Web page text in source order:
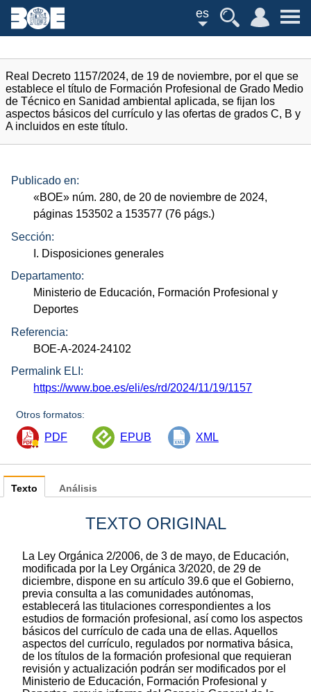
es
Real Decreto 1157/2024, de 19 de noviembre, por el que se
establece el título de Formación Profesional de Grado Medio
de Técnico en Sanidad ambiental aplicada, se fijan los
aspectos básicos del currículo y las ofertas de grados C, B y
A incluidos en este título.
Publicado en:
«BOE» núm. 280, de 20 de noviembre de 2024,
páginas 153502 a 153577 (76 págs.)
Sección:
I. Disposiciones generales
Departamento:
Ministerio de Educación, Formación Profesional y
Deportes
Referencia:
BOE-A-2024-24102
Permalink ELI:
https://www.boe.es/eli/es/rd/2024/11/19/1157
Otros formatos:
PDF EPUB XML
Texto
TEXTO ORIGINAL
La Ley Orgánica 2/2006, de 3 de mayo, de Educación,
modificada por la Ley Orgánica 3/2020, de 29 de
diciembre, dispone en su artículo 39.6 que el Gobierno,
previa consulta a las comunidades autónomas,
establecerá las titulaciones correspondientes a los
estudios de formación profesional, así como los aspectos
básicos del currículo de cada una de ellas. Aquellos
aspectos del currículo, regulados por normativa básica,
de los títulos de la formación profesional que requieran
revisión y actualización podrán ser modificados por el
Ministerio de Educación, Formación Profesional y
Análisis